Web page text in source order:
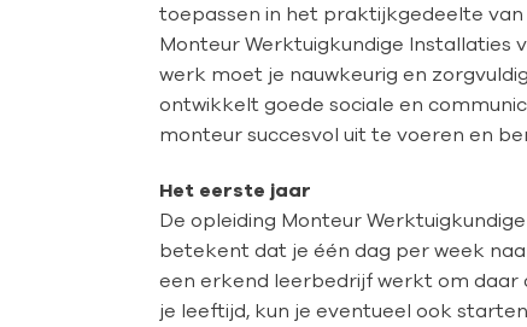
toepassen in het praktijkgedeelte
Monteur Werktuigkundige Installaties
werk moet je nauwkeurig en
ontwikkelt goede sociale en
monteur succesvol uit te voeren en
Het eerste jaar
De opleiding Monteur
betekent dat je één dag per week
een erkend leerbedrijf werkt om daar
je leeftijd, kun je eventueel ook